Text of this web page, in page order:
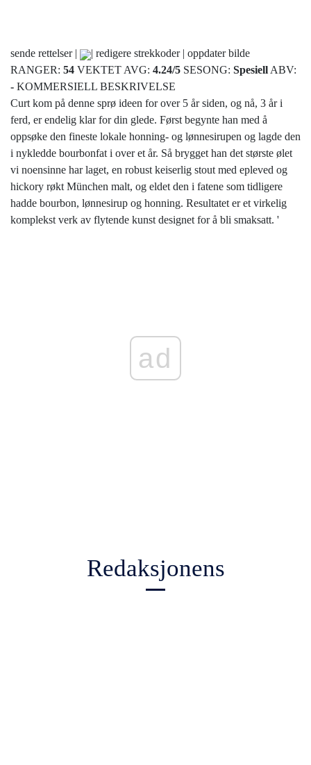
sende rettelser |
| redigere strekkoder | oppdater bilde
RANGER: 54 VEKTET AVG: 4.24/5 SESONG: Spesiell ABV:
- KOMMERSIELL BESKRIVELSE
Curt kom på denne sprø ideen for over 5 år siden, og nå, 3 år i
ferd, er endelig klar for din glede. Først begynte han med å
oppsøke den fineste lokale honning- og lønnesirupen og lagde den
i nykledde bourbonfat i over et år. Så brygget han det største ølet
vi noensinne har laget, en robust keiserlig stout med epleved og
hickory røkt München malt, og eldet den i fatene som tidligere
hadde bourbon, lønnesirup og honning. Resultatet er et virkelig
komplekst verk av flytende kunst designet for å bli smaksatt. '
ad
Redaksjonens